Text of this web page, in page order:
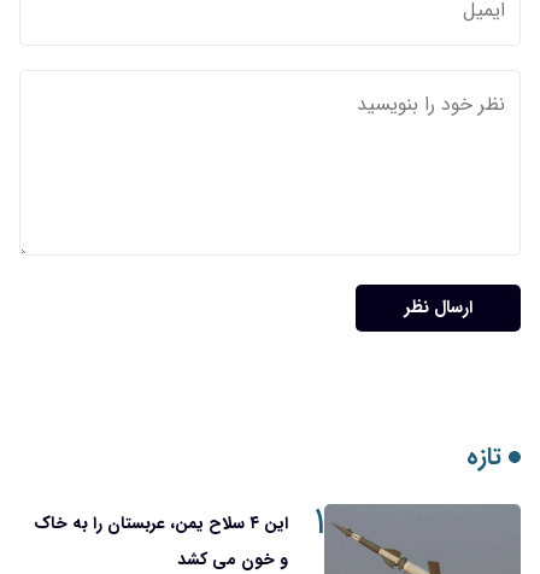
ارسال نظر
تازه
۱
این ۴ سلاح یمن، عربستان را به خاک
و خون می کشد